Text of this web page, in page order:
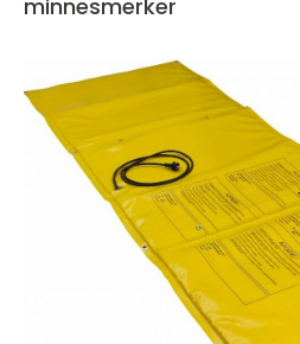
minnesmerker